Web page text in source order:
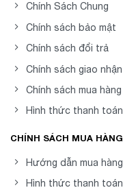
Chính Sách Chung
Chính sách bảo mật
Chính sách đổi trả
Chính sách giao nhận
Chính sách mua hàng
Hình thức thanh toán
CHÍNH SÁCH MUA HÀNG
Hướng dẫn mua hàng
Hình thức thanh toán